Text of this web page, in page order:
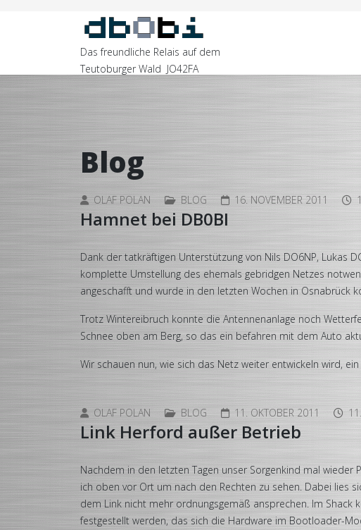
Das freundliche Relais auf dem
Teutoburger Wald JO42FA
Blog
OLAF POLAN BLOG 16. NOVEMBER 2011
Hamnet bei DB0BI
Dank der tatkräftigen Unterstützung von Nils DO6NP, Lukas
komplette Umstellung des ehemals gebridgen Netzes
angeschafft und wurde in den letzten Wochen in Osnabrück
Trotz Wintereibruch konnte die Antennenanlage noch
Schnee oben am Berg, so das ein befahren mit dem Auto
Wir schauen nun, wie sich das Netz weiter entwickeln wird,
OLAF POLAN BLOG 11. OKTOBER 2011
Link Herford außer Betrieb
Nachdem in den letzten Tagen unser Sorgenkind mal wieder
ich oben vor Ort um nach den Rechten zu sehen. Dabei lies
dem Link nicht mehr ordnungsgemäß ansprechen. Im Shack
festgestellt werden, das sich die Hardware im Bootloader-